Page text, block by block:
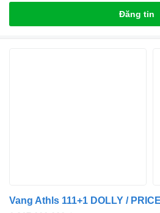
Đăng tin